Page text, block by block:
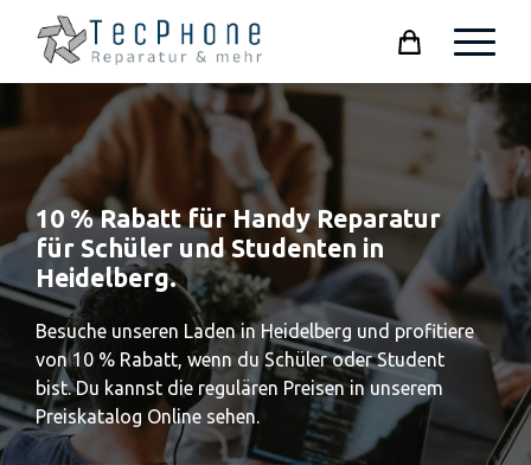
Cart
10 % Rabatt für Handy Reparatur
für Schüler und Studenten in
Heidelberg.
Besuche unseren Laden in Heidelberg und profitiere
von 10 % Rabatt, wenn du Schüler oder Student
bist. Du kannst die regulären Preisen in unserem
Preiskatalog Online sehen.